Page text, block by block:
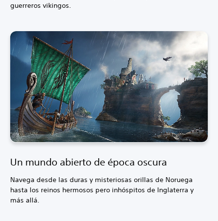
guerreros vikingos.
Un mundo abierto de época oscura
Navega desde las duras y misteriosas orillas de Noruega
hasta los reinos hermosos pero inhóspitos de Inglaterra y
más allá.